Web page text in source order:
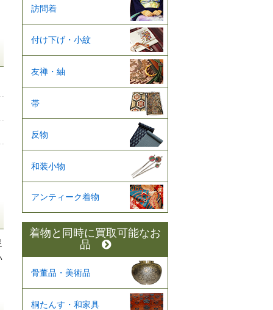
訪問着
付け下げ・小紋
友禅・紬
帯
反物
和装小物
アンティーク着物
着物と同時に買取可能なお
品
骨董品・美術品
桐たんす・和家具